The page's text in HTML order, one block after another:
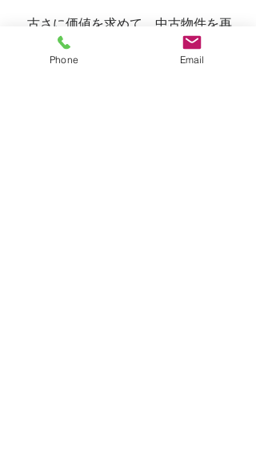
古さに価値を求めて、中古物件を再
生するのは、今後重要なキーワードに
なってくるように思います。
Phone Email